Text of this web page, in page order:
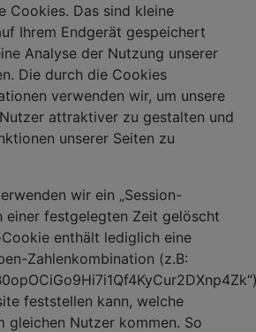
Cookies. Das sind kleine
Ihrem Endgerät gespeichert
Analyse der Nutzung unserer
Die durch die Cookies
verwenden wir, um unsere
attraktiver zu gestalten und
unserer Seiten zu
wir ein „Session-
einer festgelegten Zeit gelöscht
enthält lediglich eine
Zahlenkombination (z.B:
feststellen kann, welche
gleichen Nutzer kommen. So